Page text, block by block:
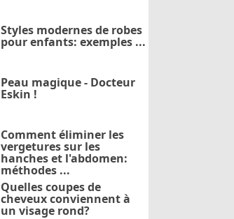
Styles modernes de robes
pour enfants: exemples ...
Peau magique - Docteur
Eskin !
Comment éliminer les
vergetures sur les
hanches et l'abdomen:
méthodes ...
Quelles coupes de
cheveux conviennent à
un visage rond?